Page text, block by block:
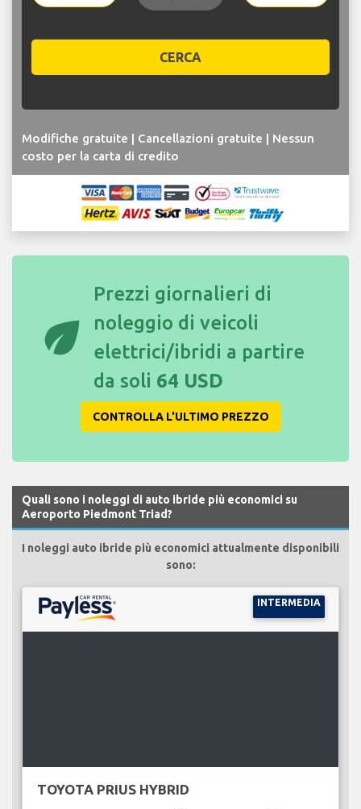
CERCA
Modifiche gratuite | Cancellazioni gratuite | Nessun
costo per la carta di credito
eco
Prezzi giornalieri di
noleggio di veicoli
elettrici/ibridi a partire
da soli 64 USD
CONTROLLA L'ULTIMO PREZZO
Quali sono i noleggi di auto ibride più economici su
Aeroporto Piedmont Triad?
I noleggi auto ibride più economici attualmente disponibili
sono:
INTERMEDIA
TOYOTA PRIUS HYBRID